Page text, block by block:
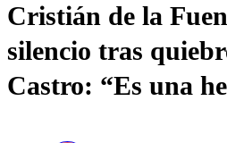
Frecuencias
Agricultura TV
Deportes
Colo Colo
Entretención
Cristián de la
silencio tras
Castro: “Es una